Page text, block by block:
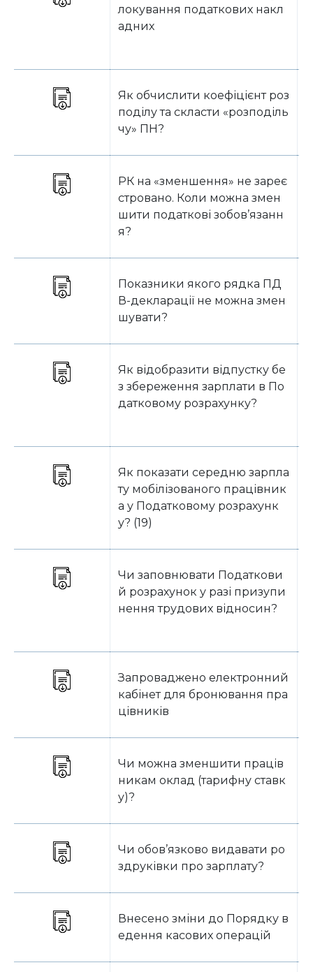
локування податкових накл
адних
Як обчислити коефіцієнт роз
поділу та скласти «розподіль
чу» ПН?
РК на «зменшення» не зареє
стровано. Коли можна змен
шити податкові зобов’язанн
я?
Показники якого рядка ПД
В-декларації не можна змен
шувати?
Як відобразити відпустку бе
з збереження зарплати в По
датковому розрахунку?
Як показати середню зарпла
ту мобілізованого працівник
а у Податковому розрахунк
у? (19)
Чи заповнювати Податкови
й розрахунок у разі призупи
нення трудових відносин?
Запроваджено електронний
кабінет для бронювання пра
цівників
Чи можна зменшити праців
никам оклад (тарифну ставк
у)?
Чи обов’язково видавати ро
здруківки про зарплату?
Внесено зміни до Порядку в
едення касових операцій